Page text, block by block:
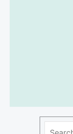
Поиск